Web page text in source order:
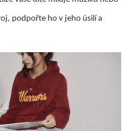
podpořte ho v jeho úsilí a